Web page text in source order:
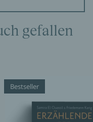
gefallen
Bestseller